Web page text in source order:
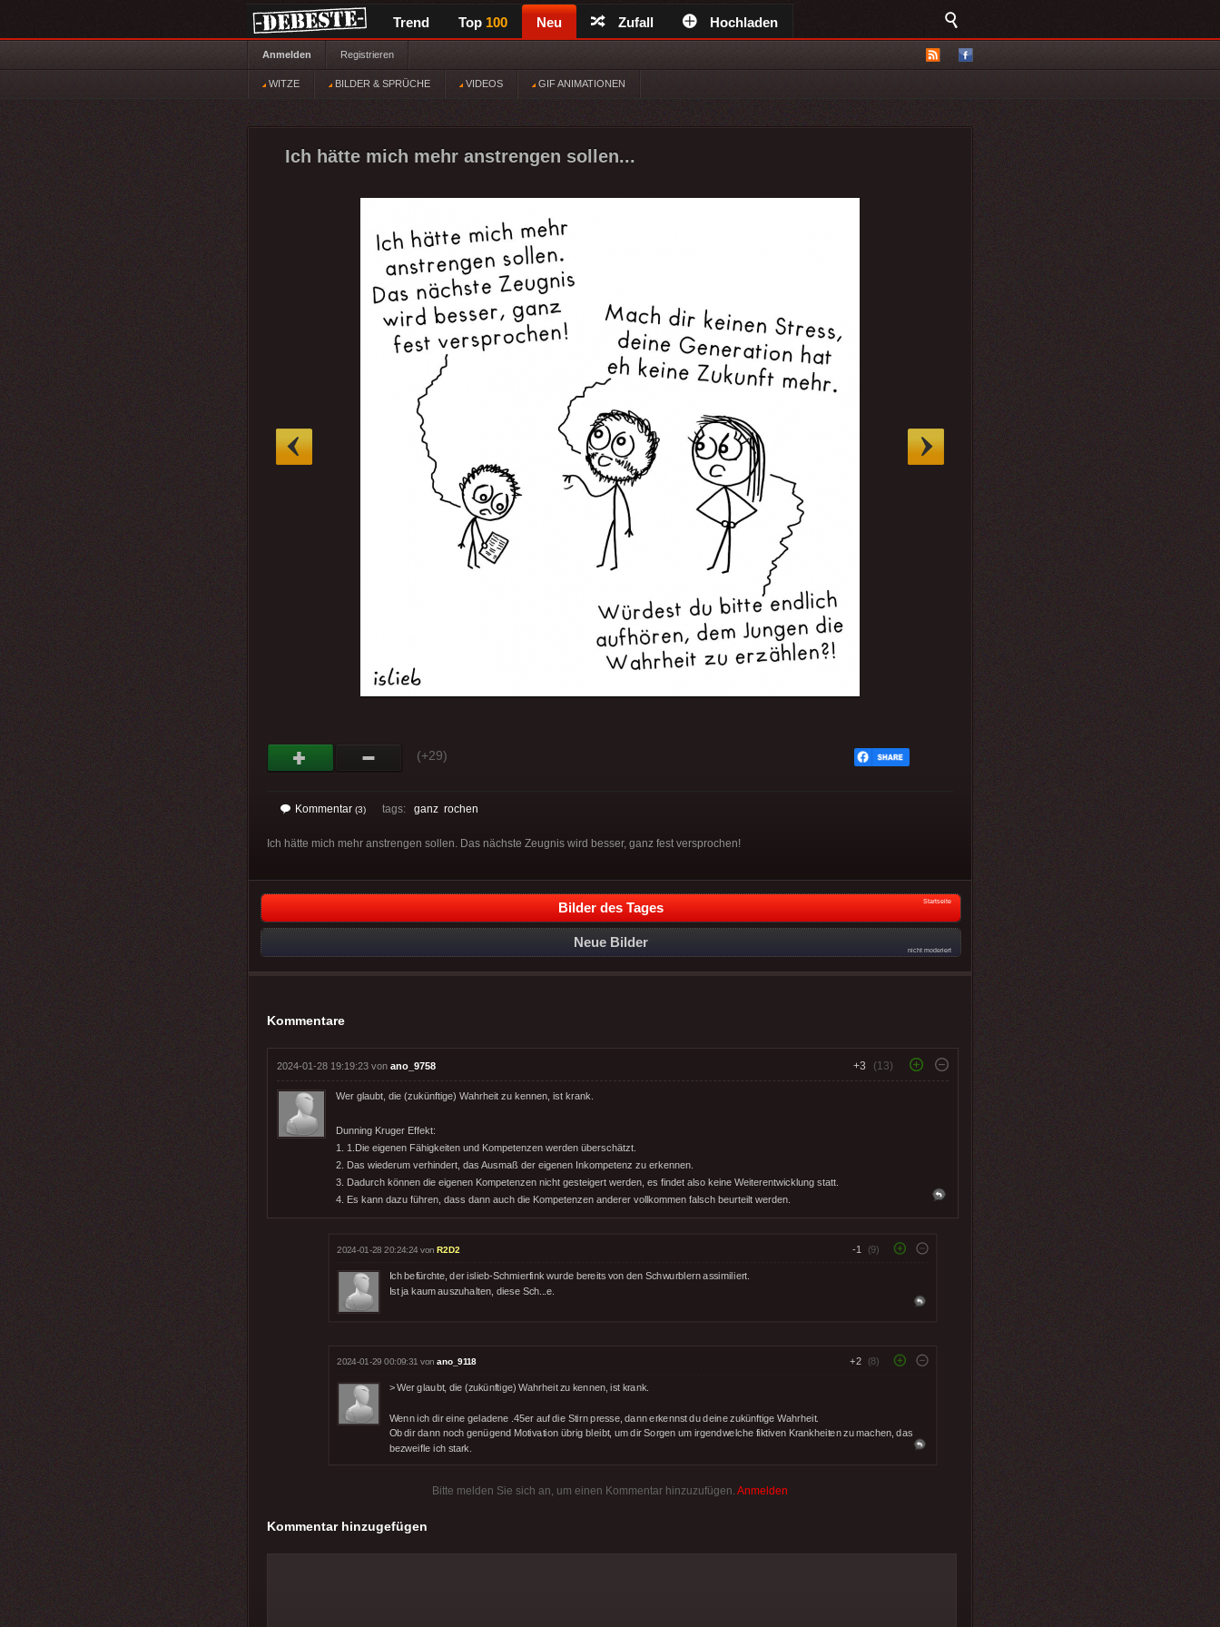
Trend Top 100 Neu Zufall Hochladen
Anmelden Registrieren
WITZE BILDER & SPRÜCHE VIDEOS GIF ANIMATIONEN
Ich hätte mich mehr anstrengen sollen...
(+29)
Kommentar (3) tags: ganz rochen
Ich hätte mich mehr anstrengen sollen. Das nächste Zeugnis wird besser, ganz fest versprochen!
Bilder des Tages Startseite
Neue Bilder
nicht moderiert
Kommentare
2024-01-28 19:19:23 von ano_9758 +3 (13)
Wer glaubt, die (zukünftige) Wahrheit zu kennen, ist krank.
Dunning Kruger Effekt:
1. 1.Die eigenen Fähigkeiten und Kompetenzen werden überschätzt.
2. Das wiederum verhindert, das Ausmaß der eigenen Inkompetenz zu erkennen.
3. Dadurch können die eigenen Kompetenzen nicht gesteigert werden, es findet also keine Weiterentwicklung statt.
4. Es kann dazu führen, dass dann auch die Kompetenzen anderer vollkommen falsch beurteilt werden.
2024-01-28 20:24:24 vonR2D2 -1 (9)
Ich befürchte, der islieb-Schmierfink wurde bereits von den Schwurblern assimiliert.
Ist ja kaum auszuhalten, diese Sch...e.
2024-01-29 00:09:31 vonano_9118 +2 (8)
> Wer glaubt, die (zukünftige) Wahrheit zu kennen, ist krank.
Wenn ich dir eine geladene .45er auf die Stirn presse, dann erkennst du deine zukünftige Wahrheit.
Ob dir dann noch genügend Motivation übrig bleibt, um dir Sorgen um irgendwelche fiktiven Krankheiten zu machen, das
bezweifle ich stark.
Bitte melden Sie sich an, um einen Kommentar hinzuzufügen. Anmelden
Kommentar hinzugefügen